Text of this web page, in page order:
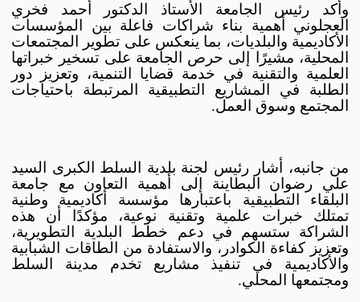
وأكد رئيس الجامعة الأستاذ الدكتور أحمد فخري
العجلوني أهمية بناء شراكات فاعلة بين المؤسسات
الأكاديمية والبلديات، بما ينعكس على تطوير المجتمعات
المحلية، مشيرًا إلى حرص الجامعة على تسخير خبراتها
العلمية والتقنية في خدمة قضايا التنمية، وتعزيز دور
الطلبة في المشاريع التطبيقية المرتبطة باحتياجات
المجتمع وسوق العمل.
من جانبه، أشار رئيس لجنة بلدية السلط الكبرى السيد
علي رضوان البطاينة إلى أهمية التعاون مع جامعة
البلقاء التطبيقية باعتبارها مؤسسة أكاديمية وطنية
تمتلك خبرات علمية وتقنية نوعية، مؤكدًا أن هذه
الشراكة ستسهم في دعم خطط البلدية التطويرية،
وتعزيز كفاءة الكوادر، والاستفادة من الطاقات الشبابية
والأكاديمية في تنفيذ مشاريع تخدم مدينة السلط
ومجتمعها المحلي.